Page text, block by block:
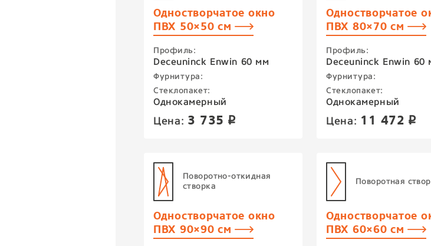
Одностворчатое окно
ПВХ 50×50 см
Профиль:
Deceuninck Enwin 60 мм
Фурнитура:
Стеклопакет:
Однокамерный
Цена: 3 735 p
Одностворчатое
ПВХ 80×70 см
Профиль:
Deceuninck Enwin 60
Фурнитура:
Стеклопакет:
Однокамерный
Цена: 11 472 p
Поворотно-откидная
створка
Одностворчатое окно
ПВХ 90×90 см
Поворотная
Одностворчатое
ПВХ 60×60 см